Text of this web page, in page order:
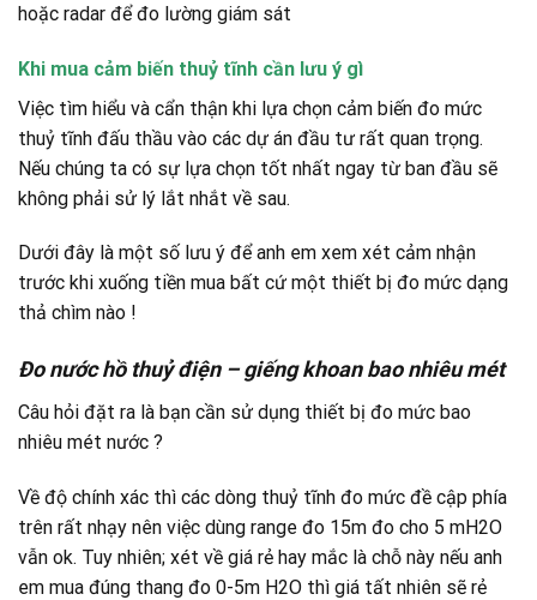
hoặc radar để đo lường giám sát
Khi mua cảm biến thuỷ tĩnh cần lưu ý gì
Việc tìm hiểu và cẩn thận khi lựa chọn cảm biến đo mức
thuỷ tĩnh đấu thầu vào các dự án đầu tư rất quan trọng.
Nếu chúng ta có sự lựa chọn tốt nhất ngay từ ban đầu sẽ
không phải sử lý lắt nhắt về sau.
Dưới đây là một số lưu ý để anh em xem xét cảm nhận
trước khi xuống tiền mua bất cứ một thiết bị đo mức dạng
thả chìm nào !
Đo nước hồ thuỷ điện – giếng khoan bao nhiêu mét
Câu hỏi đặt ra là bạn cần sử dụng thiết bị đo mức bao
nhiêu mét nước ?
Về độ chính xác thì các dòng thuỷ tĩnh đo mức đề cập phía
trên rất nhạy nên việc dùng range đo 15m đo cho 5 mH2O
vẫn ok. Tuy nhiên; xét về giá rẻ hay mắc là chỗ này nếu anh
em mua đúng thang đo 0-5m H2O thì giá tất nhiên sẽ rẻ